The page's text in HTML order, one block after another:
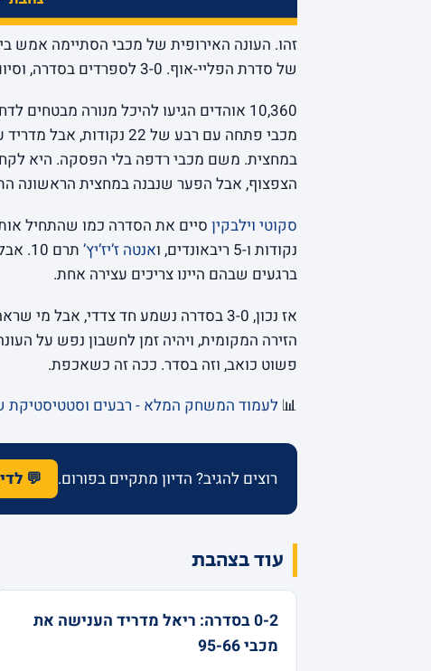
זהו. העונה האירופית של מכבי הסתיימה אמש
של סדרת הפליי-אוף. 3-0 לספרדים בסדרה, וסיום כואב ל
10,360 אוהדים הגיעו להיכל מנורה
הצפצוף, אבל הפער שנבנה במחצית הראשונה
סקוטי וילבקיןסיים את הסדרה כמו שהתחיל אותה, עם
נקודות ו-5 ריבאונדים, ו
אנטה ז’יז’יץ’
תרם
ברגעים שבהם היינו צריכים עצירה אחת.
אז נכון, 3-0 בסדרה נשמע חד צדדי,
הזירה המקומית, ויהיה זמן לחשבון נפש על
פשוט כואב, וזה בסדר. ככה זה כשאכפת.
📊 לעמוד המשחק המלא - רבעים וסטטיסטיקת
רוצים להגיב? הדיון מתקיים בפורום. 💬
עוד בצהבת
0-2 בסדרה: ריאל מדריד הענישה את
מכבי 95-66